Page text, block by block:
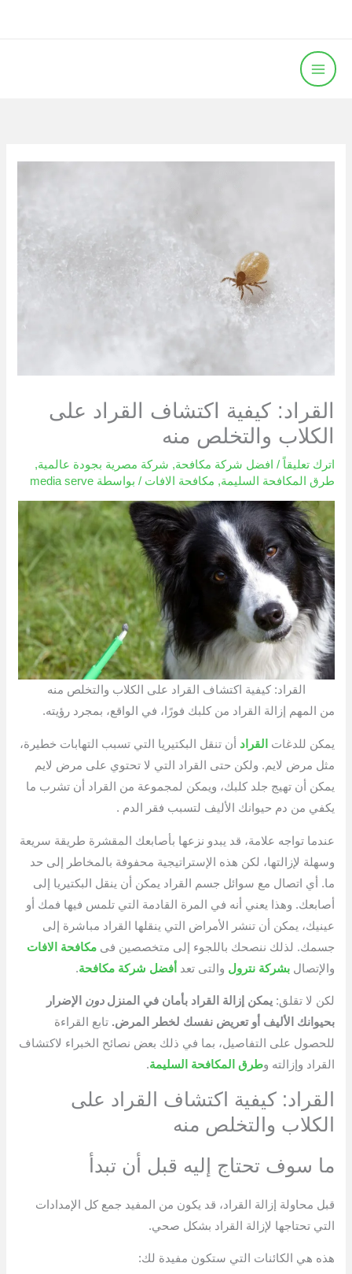
المحتوى
القراد: كيفية اكتشاف القراد على
الكلاب والتخلص منه
اترك تعليقاً / افضل شركة مكافحة, شركة مصرية بجودة عالمية,
طرق المكافحة السليمة, مكافحة الافات / بواسطة media serve
القراد: كيفية اكتشاف القراد على الكلاب والتخلص منه
من المهم إزالة القراد من كلبك فورًا، في الواقع، بمجرد رؤيته.
يمكن للدغات القراد
أن تنقل البكتيريا التي تسبب التهابات خطيرة،
مثل مرض لايم. ولكن حتى القراد التي لا تحتوي على مرض لايم
يمكن أن تهيج جلد كلبك، ويمكن لمجموعة من القراد أن تشرب ما
يكفي من دم حيوانك الأليف لتسبب فقر الدم .
عندما تواجه علامة، قد يبدو نزعها بأصابعك المقشرة طريقة سريعة
وسهلة لإزالتها، لكن هذه الإستراتيجية محفوفة بالمخاطر إلى حد
ما. أي اتصال مع سوائل جسم القراد يمكن أن ينقل البكتيريا إلى
أصابعك. وهذا يعني أنه في المرة القادمة التي تلمس فيها فمك أو
عينيك، يمكن أن تنشر الأمراض التي ينقلها القراد مباشرة إلى
جسمك. لذلك ننصحك باللجوء إلى متخصصين فىمكافحة الافات
والإتصالبشركة نترول والتى تعد أفضل شركة مكافحة.
لكن لا تقلق:يمكن إزالة القراد بأمان في المنزلدون الإضرار
بحيوانك الأليف أو تعريض نفسك لخطر المرض. تابع القراءة
للحصول على التفاصيل، بما في ذلك بعض نصائح الخبراء لاكتشاف
القراد وإزالته وطرق المكافحة السليمة.
القراد: كيفية اكتشاف القراد على
الكلاب والتخلص منه
ما سوف تحتاج إليه قبل أن تبدأ
قبل محاولة إزالة القراد، قد يكون من المفيد جمع كل الإمدادات
التي تحتاجها لإزالة القراد بشكل صحي.
هذه هي الكائنات التي ستكون مفيدة لك: